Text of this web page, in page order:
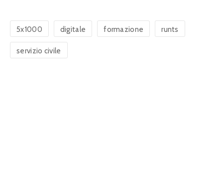
5x1000 digitale formazione runts
servizio civile